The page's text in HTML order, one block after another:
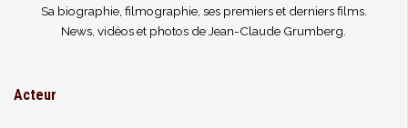
Sa biographie, filmographie, ses premiers et derniers films.
News, vidéos et photos de Jean-Claude Grumberg.
Acteur